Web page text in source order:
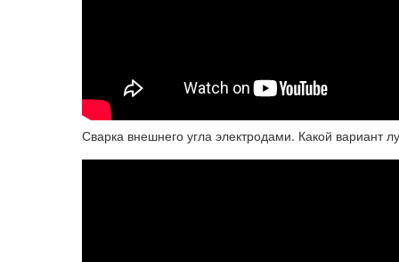
Сварка внешнего угла электродами. Какой вариант